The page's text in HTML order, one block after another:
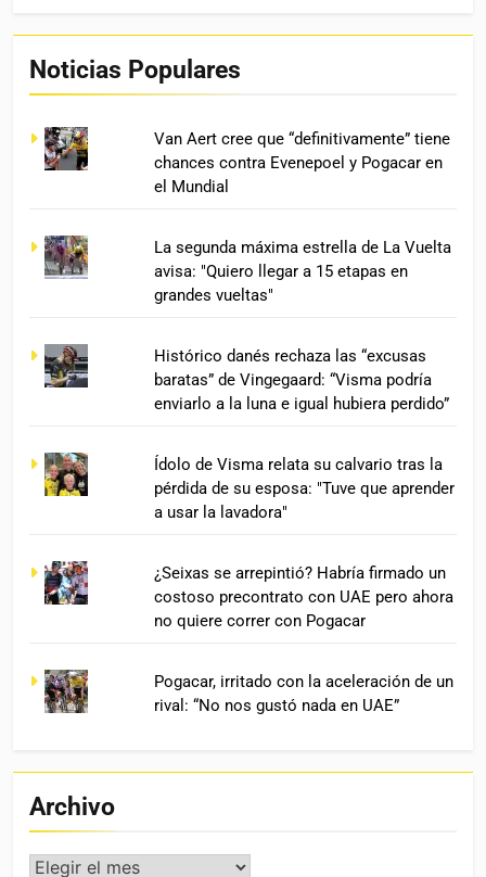
Noticias Populares
Van Aert cree que “definitivamente” tiene
chances contra Evenepoel y Pogacar en
el Mundial
La segunda máxima estrella de La Vuelta
avisa: "Quiero llegar a 15 etapas en
grandes vueltas"
Histórico danés rechaza las “excusas
baratas” de Vingegaard: “Visma podría
enviarlo a la luna e igual hubiera perdido”
Ídolo de Visma relata su calvario tras la
pérdida de su esposa: "Tuve que aprender
a usar la lavadora"
¿Seixas se arrepintió? Habría firmado un
costoso precontrato con UAE pero ahora
no quiere correr con Pogacar
Pogacar, irritado con la aceleración de un
rival: “No nos gustó nada en UAE”
Archivo
Archivo